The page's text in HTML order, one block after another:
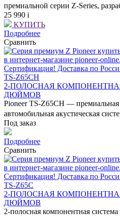
премиальной серии Z-Series,
25 990 i
КУПИТЬ
Подробнее
Сравнить
TS-Z65CH
2-ПОЛОСНАЯ
ДЮЙМОВ
Pioneer TS-Z65CH —
автомобильная акустическая
Под заказ
Подробнее
Сравнить
TS-Z65C
2-ПОЛОСНАЯ
ДЮЙМОВ
2-полосная компонентная